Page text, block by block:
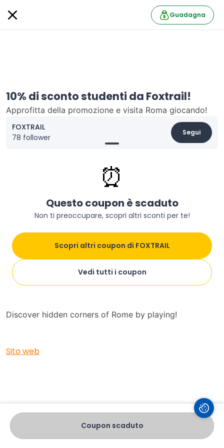
Guadagna
10% di sconto studenti da Foxtrail!
Approfitta della promozione e visita Roma giocando!
FOXTRAIL
78 follower
Segui
Gli studenti universitybox avranno uno
ENG
Universitybox students,a special 10% discount on
Discover hidden corners of Rome by playing!
Sito web
Coupon scaduto
⏰
Questo coupon è scaduto
Non ti preoccupare, scopri altri sconti per te!
Scopri altri coupon di FOXTRAIL
Vedi tutti i coupon